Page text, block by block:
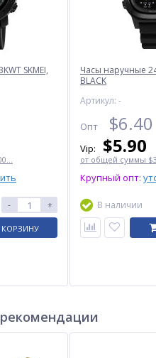
2
Электробритва VGR V-308
SKMEI,
- +
КОРЗИНУ
Часы наручные
BLACK
Артикул: -
Опт $6.40
Vip: $5.90
от общей суммы
Крупный опт:
В наличии